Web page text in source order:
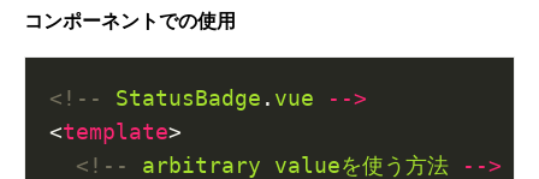
コンポーネントでの使用
<!-- StatusBadge . vue
-->
<template
<!--
arbitrary valueを使う方法
-->